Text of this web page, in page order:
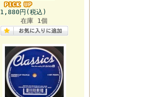
1,880円(税込)
在庫 1個